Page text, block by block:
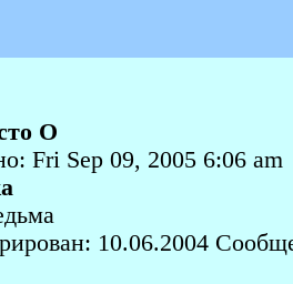
О
Fri Sep 09, 2005 6:06 am
10.06.2004